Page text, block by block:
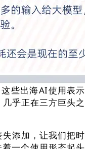
些出海AI使用表示
乎正在三方巨头之
添加，让我们把时